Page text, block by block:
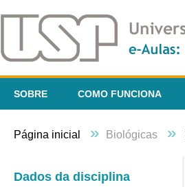
SOBRE COMO FUNCIONA
Página inicial » Biológicas »
Dados da disciplina